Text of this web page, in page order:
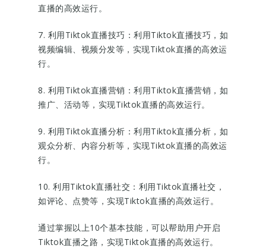
直播的高效运行。
7. 利用Tiktok直播技巧：利用Tiktok直播技巧，如
视频编辑、视频分发等，实现Tiktok直播的高效运
行。
8. 利用Tiktok直播营销：利用Tiktok直播营销，如
推广、活动等，实现Tiktok直播的高效运行。
9. 利用Tiktok直播分析：利用Tiktok直播分析，如
观众分析、内容分析等，实现Tiktok直播的高效运
行。
10. 利用Tiktok直播社交：利用Tiktok直播社交，
如评论、点赞等，实现Tiktok直播的高效运行。
通过掌握以上10个基本技能，可以帮助用户开启
Tiktok直播之路，实现Tiktok直播的高效运行。